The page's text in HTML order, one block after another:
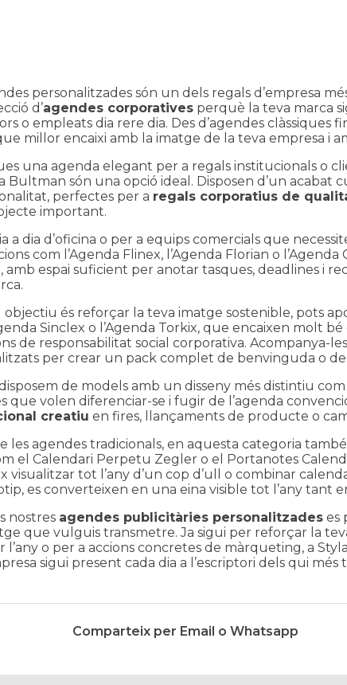
personalitzades són un dels regals d’empresa
d’agendes corporatives perquè la teva marca
o empleats dia rere dia. Des d’agendes clàssiques
millor encaixi amb la imatge de la teva empresa i
una agenda elegant per a regals institucionals o
Bultman són una opció ideal. Disposen d’un acabat
perfectes per a regals corporatius de
important.
a dia d’oficina o per a equips comercials que
com l’Agenda Flinex, l’Agenda Florian o l’Agenda
amb espai suficient per anotar tasques, deadlines i
objectiu és reforçar la teva imatge sostenible, pots
Sinclex o l’Agenda Torkix, que encaixen molt bé
de responsabilitat social corporativa. Acompanya-
per crear un pack complet de benvinguda o
de models amb un disseny més distintiu com
que volen diferenciar-se i fugir de l’agenda
creatiu en fires, llançaments de producte o
les agendes tradicionals, en aquesta categoria
elCalendari Perpetu Zegler o el Portanotes
visualitzar tot l’any d’un cop d’ull o combinar
es converteixen en una eina visible tot l’any tant
nostres agendes publicitàries personalitzades es
que vulguis transmetre. Ja sigui per reforçar la
l’any o per a accions concretes de màrqueting, a
sigui present cada dia a l’escriptori dels qui més
Comparteix per Email o Whatsapp